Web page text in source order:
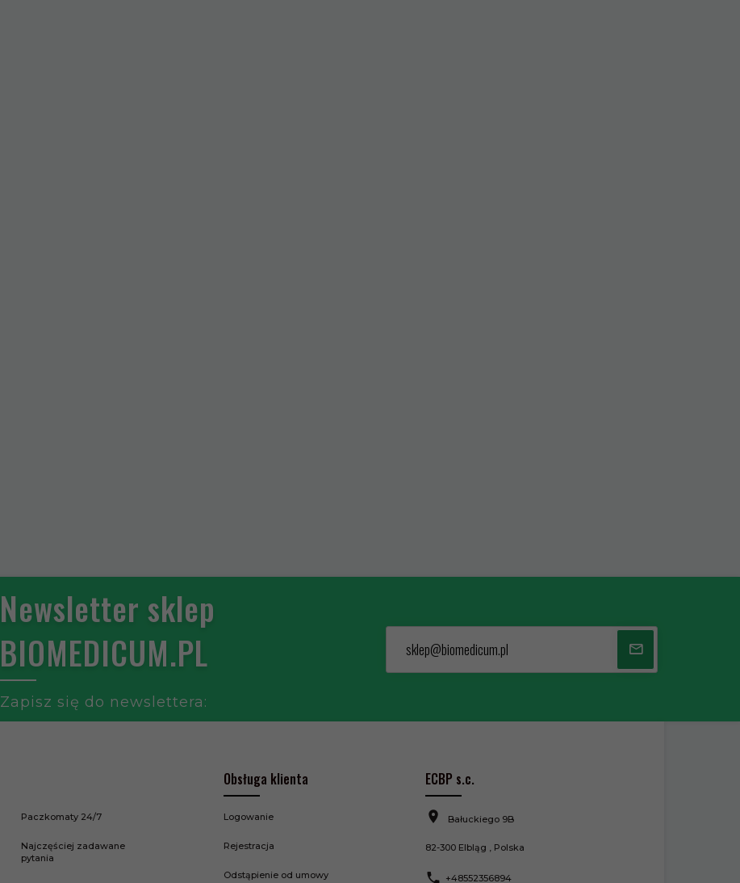
Newsletter sklep
BIOMEDICUM.PL
Zapisz się do newslettera:
sklep@biomedicum.pl
Paczkomaty 24/7
Najczęściej zadawane
pytania
Obsługa klienta
Logowanie
Rejestracja
Odstąpienie od umowy
ECBP s.c.
Bałuckiego 9B
82-300 Elbląg , Polska
+48552356894